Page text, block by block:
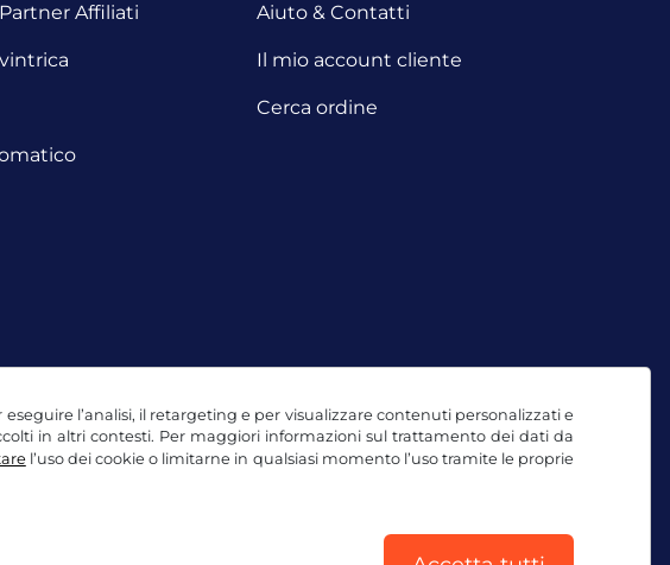
l’analisi, il retargeting e per visualizzare contenuti personalizzati e
in altri contesti. Per maggiori informazioni sul trattamento dei dati da
l’uso dei cookie o limitarne in qualsiasi momento l’uso tramite le proprie
Affiliati Aiuto & Contatti
Il mio account cliente
Cerca ordine